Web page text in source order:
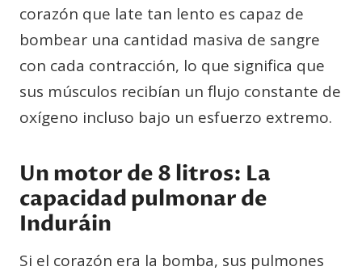
corazón que late tan lento es capaz de
bombear una cantidad masiva de sangre
con cada contracción, lo que significa que
sus músculos recibían un flujo constante de
oxígeno incluso bajo un esfuerzo extremo.
Un motor de 8 litros: La
capacidad pulmonar de
Induráin
Si el corazón era la bomba, sus pulmones